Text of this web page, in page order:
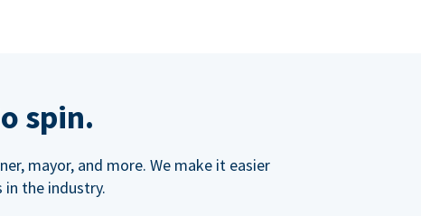
spin.
mayor, and more. We make it easier
the industry.